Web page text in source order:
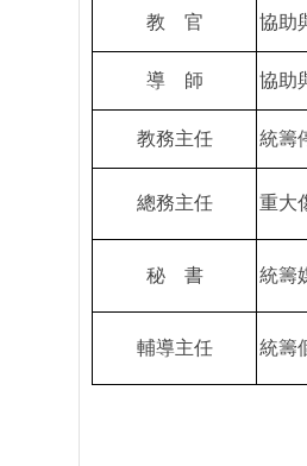
教 官 協助
導 師 協助
教務主任 統籌
總務主任 重大
秘 書 統籌
輔導主任 統籌